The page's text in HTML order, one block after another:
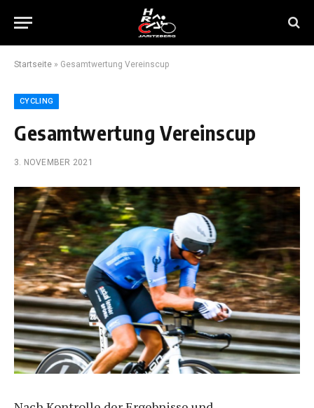
Startseite » Gesamtwertung Vereinscup
CYCLING
Gesamtwertung Vereinscup
3. NOVEMBER 2021